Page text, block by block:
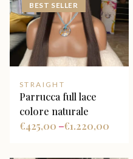
BEST SELLER
STRAIGHT
Parrucca full lace
colore naturale
425,00
€ – 1.220,00
€